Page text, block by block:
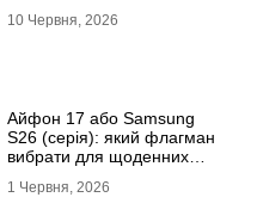
10 Червня, 2026
Айфон 17 або Samsung
S26 (серія): який флагман
вибрати для щоденних
1 Червня, 2026